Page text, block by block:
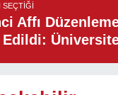
SEÇTIĞI
Affı